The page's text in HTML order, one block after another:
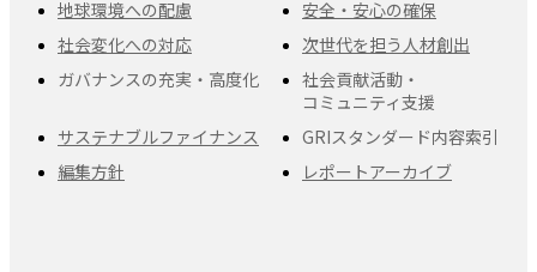
地球環境への配慮 安全・安心の確保
社会変化への対応 次世代を担う人材創出
ガバナンスの充実・ 高度化
社会貢献活動・
コミュニティ支援
サステナブルファイナンス GRIスタンダード 内容索引
編集方針 レポートアーカイブ